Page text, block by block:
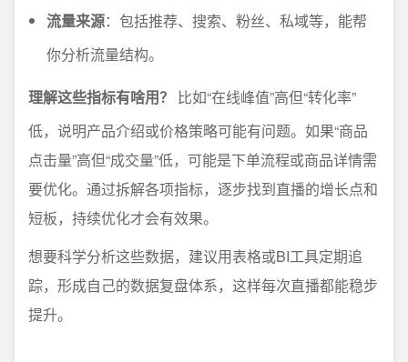
流量来源：包括推荐、搜索、粉丝、私域等，能帮
你分析流量结构。
理解这些指标有啥用？
比如“在线峰值”高但“转化率”
低，说明产品介绍或价格策略可能有问题。如果“商品
点击量”高但“成交量”低，可能是下单流程或商品详情需
要优化。通过拆解各项指标，逐步找到直播的增长点和
短板，持续优化才会有效果。
想要科学分析这些数据，建议用表格或BI工具定期追
踪，形成自己的数据复盘体系，这样每次直播都能稳步
提升。